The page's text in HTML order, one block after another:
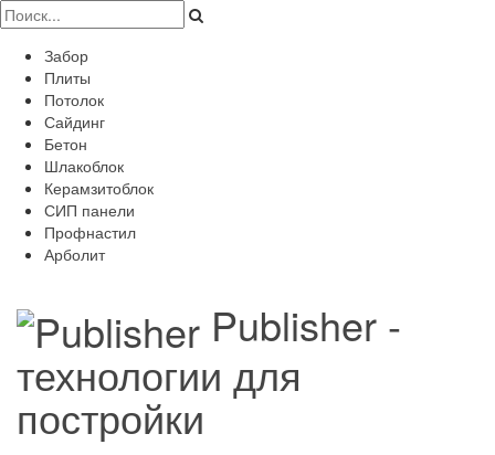
Забор
Плиты
Потолок
Сайдинг
Бетон
Шлакоблок
Керамзитоблок
СИП панели
Профнастил
Арболит
Publisher -
технологии для
постройки